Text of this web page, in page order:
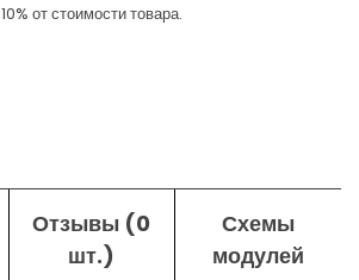
от стоимости товара.
Отзывы (0
шт.)
Схемы
модулей